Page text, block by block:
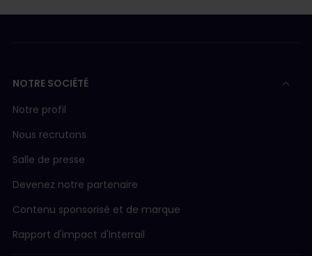
NOTRE SOCIÉTÉ
Notre profil
Nous recrutons
Salle de presse
Devenez notre partenaire
Contenu sponsorisé et de marque
Rapport d'impact d'Interrail